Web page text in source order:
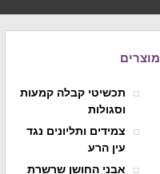
מוצרים
תכשיטי קבלה קמעות
וסגולות
צמידים ותליונים נגד
עין הרע
אבני החושן שרשרת